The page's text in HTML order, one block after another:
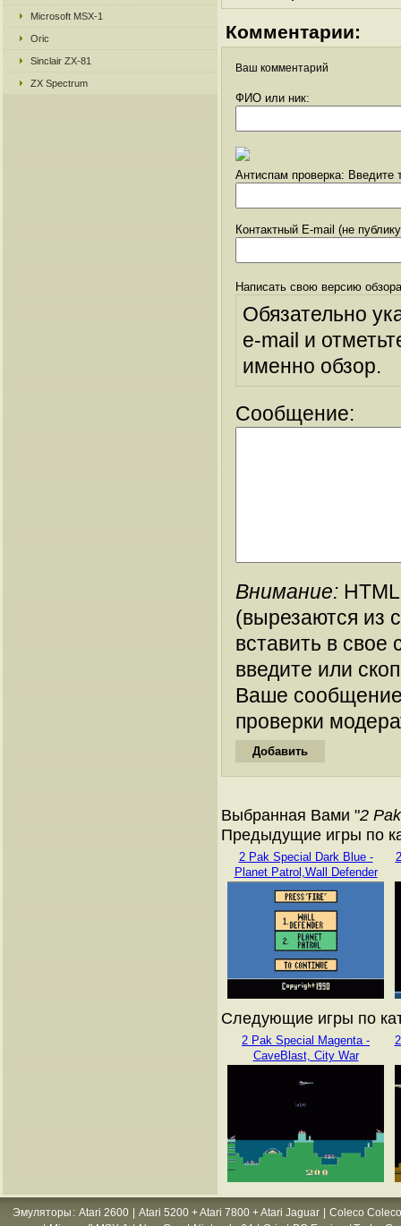
Microsoft MSX-1
Oric
Sinclair ZX-81
ZX Spectrum
Комментарии:
Ваш комментарий
ФИО или ник:
Антиспам проверка: Введите
Контактный E-mail (не
Написать свою версию
Обязательно
e-mail и
именно обзор.
Сообщение:
Внимание:
(вырезаются из
вставить в
введите или
Ваше
проверки
Выбранная Вами "2
Предыдущие игры по
2 Pak Special Dark Blue -
Planet Patrol,Wall Defender
Следующие игры по
2 Pak Special Magenta -
CaveBlast, City War
Эмуляторы : Atari 2600 Atari 5200 + Atari 7800 + Atari Jaguar
Coleco